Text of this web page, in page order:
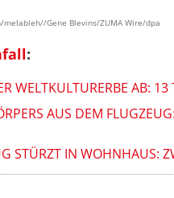
Gene Blevins/ZUMA Wire/dpa
:
WELTKULTURERBE AB:
AUS DEM
STÜRZT IN WOHNHAUS: